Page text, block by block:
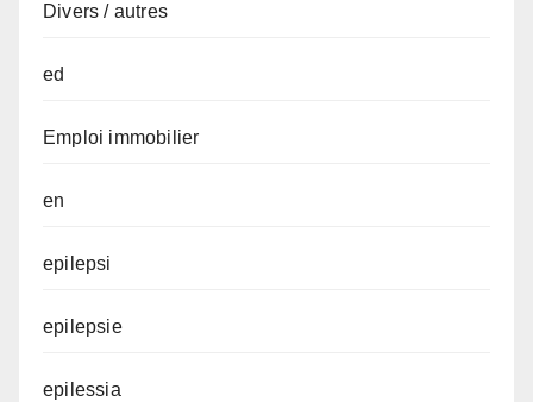
Divers / autres
ed
Emploi immobilier
en
epilepsi
epilepsie
epilessia